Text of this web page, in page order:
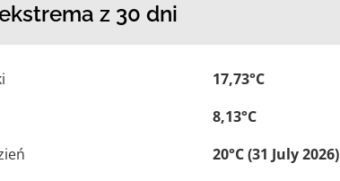
z 30 dni
17,73°C
8,13°C
20°C (31 July 2026)